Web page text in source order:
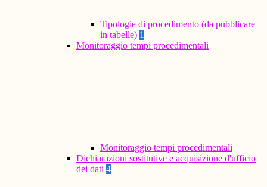
Tipologie di procedimento (da pubblicare
in tabelle) 1
Monitoraggio tempi procedimentali
Monitoraggio tempi procedimentali
Dichiarazioni sostitutive e acquisizione d'ufficio
dei dati 4